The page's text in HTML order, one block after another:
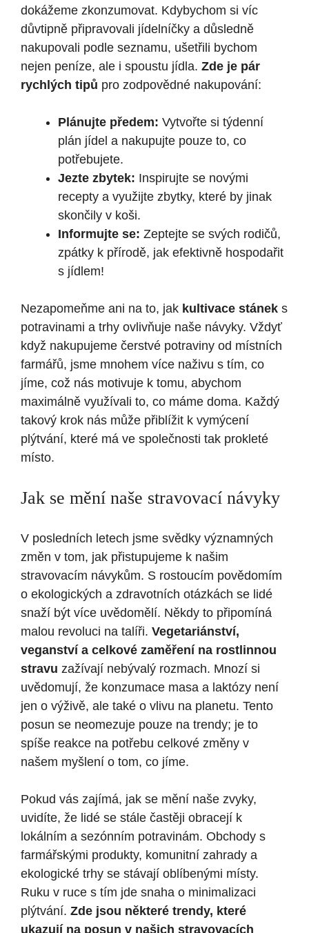
dokážeme zkonzumovat. Kdybychom si víc
důvtipně připravovali jídelníčky a důsledně
nakupovali podle seznamu, ušetřili bychom
nejen peníze, ale i spoustu jídla. Zde je pár
rychlých tipů pro zodpovědné nakupování:
Plánujte předem: Vytvořte si týdenní
plán jídel a nakupujte pouze to, co
potřebujete.
Jezte zbytek: Inspirujte se novými
recepty a využijte zbytky, které by jinak
skončily v koši.
Informujte se: Zeptejte se svých rodičů,
zpátky k přírodě, jak efektivně hospodařit
s jídlem!
Nezapomeňme ani na to, jak kultivace stánek s
potravinami a trhy ovlivňuje naše návyky. Vždyť
když nakupujeme čerstvé potraviny od místních
farmářů, jsme mnohem více naživu s tím, co
jíme, což nás motivuje k tomu, abychom
maximálně využívali to, co máme doma. Každý
takový krok nás může přiblížit k vymýcení
plýtvání, které má ve společnosti tak prokleté
místo.
Jak se mění naše stravovací návyky
V posledních letech jsme svědky významných
změn v tom, jak přistupujeme k našim
stravovacím návykům. S rostoucím povědomím
o ekologických a zdravotních otázkách se lidé
snaží být více uvědomělí. Někdy to připomíná
malou revoluci na talíři. Vegetariánství,
veganství a celkové zaměření na rostlinnou
stravu zažívají nebývalý rozmach. Mnozí si
uvědomují, že konzumace masa a laktózy není
jen o výživě, ale také o vlivu na planetu. Tento
posun se neomezuje pouze na trendy; je to
spíše reakce na potřebu celkové změny v
našem myšlení o tom, co jíme.
Pokud vás zajímá, jak se mění naše zvyky,
uvidíte, že lidé se stále častěji obracejí k
lokálním a sezónním potravinám. Obchody s
farmářskými produkty, komunitní zahrady a
ekologické trhy se stávají oblíbenými místy.
Ruku v ruce s tím jde snaha o minimalizaci
plýtvání. Zde jsou některé trendy, které
ukazují na posun v našich stravovacích